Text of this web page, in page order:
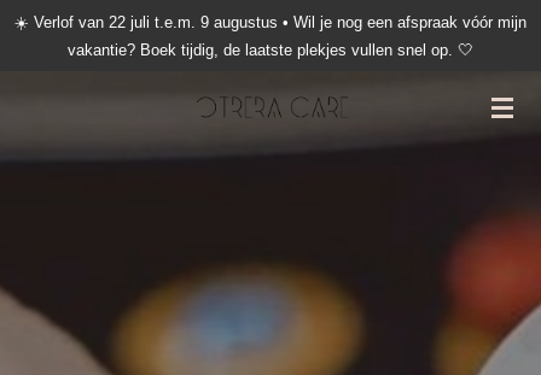
Ga
☀️ Verlof van 22 juli t.e.m. 9 augustus • Wil je nog een afspraak vóór mijn
vakantie? Boek tijdig, de laatste plekjes vullen snel op. 🤍